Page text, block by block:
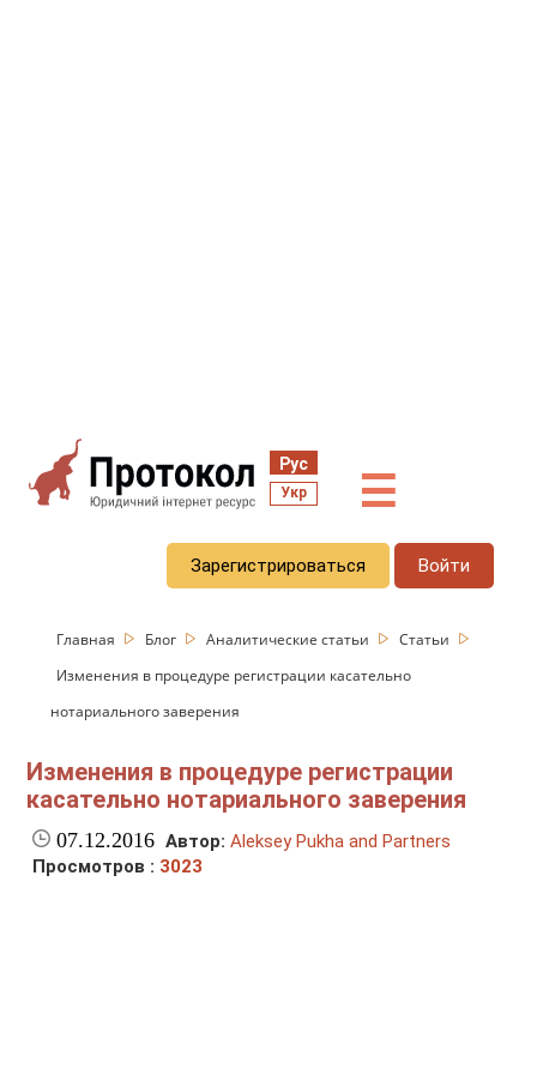
Рус
Укр ☰
Зарегистрироваться Войти
Главная Блог Аналитические статьи
Статьи
Изменения в процедуре регистрации касательно
нотариального заверения
Изменения в процедуре регистрации
касательно нотариального заверения
07.12.2016 Автор: Aleksey Pukha and Partners
Просмотров : 3023